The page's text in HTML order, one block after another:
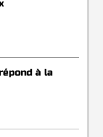
à la